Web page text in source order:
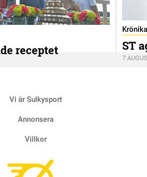
receptet
Krönika
ST
7
Vi är Sulkysport
Annonsera
Villkor